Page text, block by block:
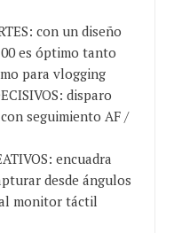
con un diseño
es óptimo tanto
para vlogging
disparo
seguimiento AF /
encuadra
desde ángulos
monitor táctil